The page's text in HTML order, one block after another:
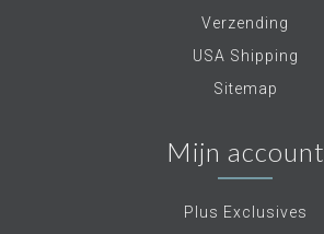
Verzending
USA Shipping
Sitemap
Mijn account
Plus Exclusives